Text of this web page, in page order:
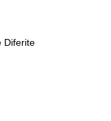
Diferite